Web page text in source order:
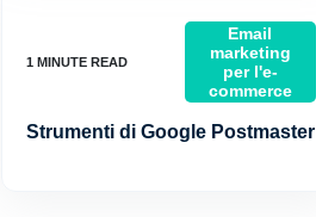
Email
marketing
per l'e-
commerce
Strumenti di Google Postmaster